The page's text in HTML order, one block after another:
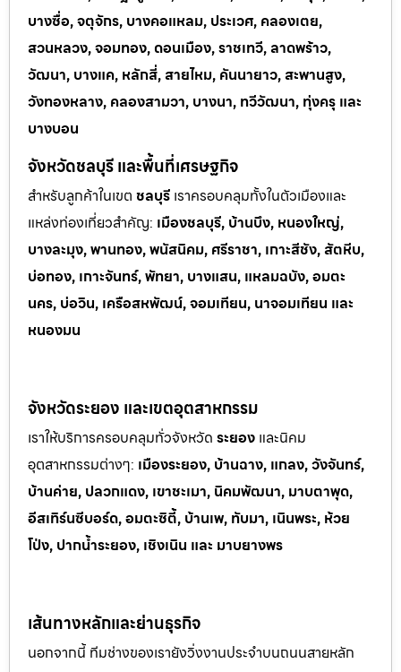
บางซื่อ, จตุจักร, บางคอแหลม, ประเวศ, คลองเตย,
สวนหลวง, จอมทอง, ดอนเมือง, ราชเทวี, ลาดพร้าว,
วัฒนา, บางแค, หลักสี่, สายไหม, คันนายาว, สะพานสูง,
วังทองหลาง, คลองสามวา, บางนา, ทวีวัฒนา, ทุ่งครุ และ
บางบอน
จังหวัดชลบุรี และพื้นที่เศรษฐกิจ
สำหรับลูกค้าในเขต ชลบุรี เราครอบคลุมทั้งในตัวเมืองและ
แหล่งท่องเที่ยวสำคัญ: เมืองชลบุรี, บ้านบึง, หนองใหญ่,
บางละมุง, พานทอง, พนัสนิคม, ศรีราชา, เกาะสีชัง, สัตหีบ,
บ่อทอง, เกาะจันทร์, พัทยา, บางแสน, แหลมฉบัง, อมตะ
นคร, บ่อวิน, เครือสหพัฒน์, จอมเทียน, นาจอมเทียน และ
หนองมน
จังหวัดระยอง และเขตอุตสาหกรรม
เราให้บริการครอบคลุมทั่วจังหวัด ระยอง และนิคม
อุตสาหกรรมต่างๆ: เมืองระยอง, บ้านฉาง, แกลง, วังจันทร์,
บ้านค่าย, ปลวกแดง, เขาชะเมา, นิคมพัฒนา, มาบตาพุด,
อีสเทิร์นซีบอร์ด, อมตะซิตี้, บ้านเพ, ทับมา, เนินพระ, ห้วย
โป่ง, ปากน้ำระยอง, เชิงเนิน และ มาบยางพร
เส้นทางหลักและย่านธุรกิจ
นอกจากนี้ ทีมช่างของเรายังวิ่งงานประจำบนถนนสายหลัก